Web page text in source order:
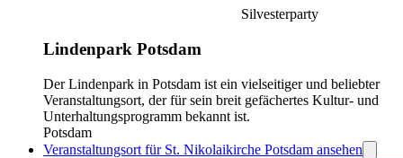
Silvesterparty
Lindenpark Potsdam
Der Lindenpark in Potsdam ist ein vielseitiger und beliebter
Veranstaltungsort, der für sein breit gefächertes Kultur- und
Unterhaltungsprogramm bekannt ist.
Potsdam
Veranstaltungsort für St. Nikolaikirche Potsdam ansehen